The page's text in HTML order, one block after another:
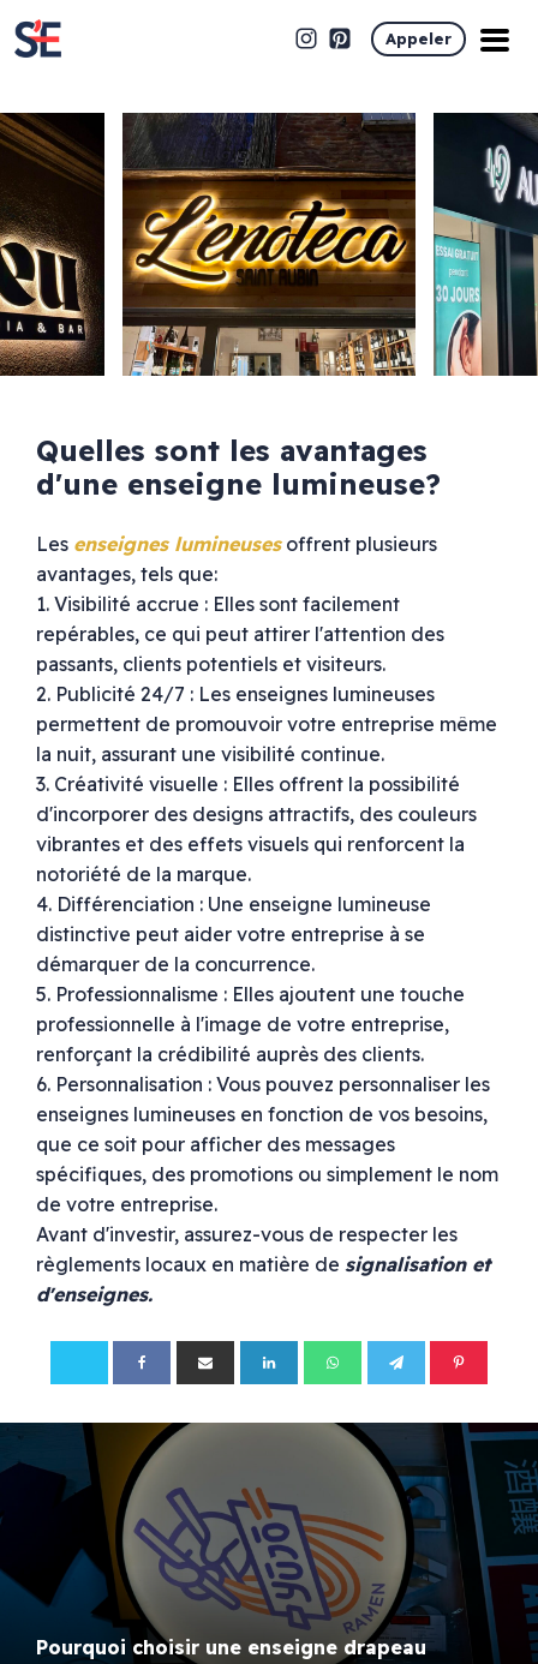
Appeler
Quelles sont les avantages
d'une enseigne lumineuse?
Les enseignes lumineusesoffrent plusieurs
avantages, tels que:
1. Visibilité accrue : Elles sont facilement
repérables, ce qui peut attirer l'attention des
passants, clients potentiels et visiteurs.
2. Publicité 24/7 : Les enseignes lumineuses
permettent de promouvoir votre entreprise même
la nuit, assurant une visibilité continue.
3. Créativité visuelle : Elles offrent la possibilité
d'incorporer des designs attractifs, des couleurs
vibrantes et des effets visuels qui renforcent la
notoriété de la marque.
4. Différenciation : Une enseigne lumineuse
distinctive peut aider votre entreprise à se
démarquer de la concurrence.
5. Professionnalisme : Elles ajoutent une touche
professionnelle à l'image de votre entreprise,
renforçant la crédibilité auprès des clients.
6. Personnalisation : Vous pouvez personnaliser les
enseignes lumineuses en fonction de vos besoins,
que ce soit pour afficher des messages
spécifiques, des promotions ou simplement le nom
de votre entreprise.
Avant d'investir, assurez-vous de respecter les
règlements locaux en matière de signalisation et
d'enseignes.
Pourquoi choisir une enseigne drapeau